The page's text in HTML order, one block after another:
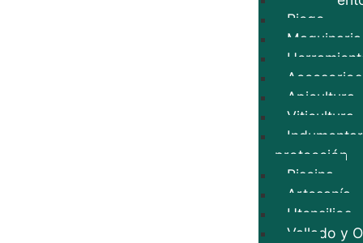
Riego
Maquinaria
Accesorios
Apicultura
Viticultura
protección
Piscina
Artesanía
Utensilios
Vallado y